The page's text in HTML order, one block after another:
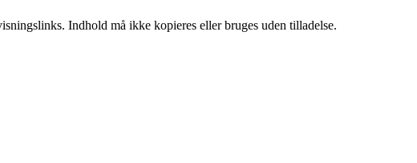
Indhold må ikke kopieres eller bruges uden tilladelse.